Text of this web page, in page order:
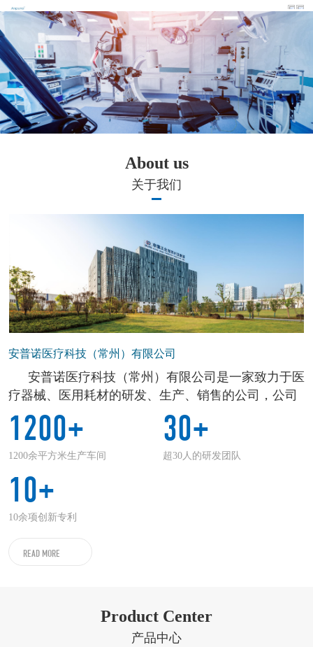
About us
关于我们
安普诺医疗科技（常州）有限公司
安普诺医疗科技（常州）有限公司是一家致力于医
疗器械、医用耗材的研发、生产、销售的公司，公司
坐落于高新区中国以色列常州创新园，诞生于
XbotPark(常州)科创平台，在此凝聚了一批创新型人才
队伍，开发拥有自主知识产权的一次性二氧化碳吸收
气动急救复苏器等医疗器械。 公司从临床需求出发进
行技术创新、产品创新及科技成果转化，围绕全球先
进医疗技术与产品，对接国内国际创新资源，持续提
高产品科技含量与竞争力，目标成为一家管理先进，
科技突出，具有一定影响力的创新型科技类公司，为
1200+
1200余平方米生产车间
30+
超30人的研发团队
10+
10余项创新专利
READ MORE
Product Center
产品中心